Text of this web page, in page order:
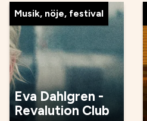
Musik, nöje, festival
Eva Dahlgren -
Revalution Club